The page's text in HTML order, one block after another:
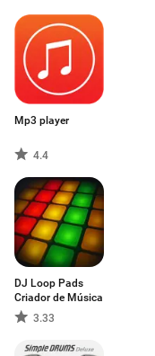
Mp3 player
4.4
DJ Loop Pads
Criador de Música
3.33